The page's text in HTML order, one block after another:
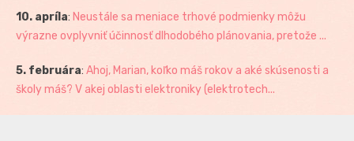
10. apríla: Neustále sa meniace trhové podmienky môžu
výrazne ovplyvniť účinnosť dlhodobého plánovania, pretože ...
5. februára: Ahoj, Marian, koľko máš rokov a aké skúsenosti a
školy máš? V akej oblasti elektroniky (elektrotech...